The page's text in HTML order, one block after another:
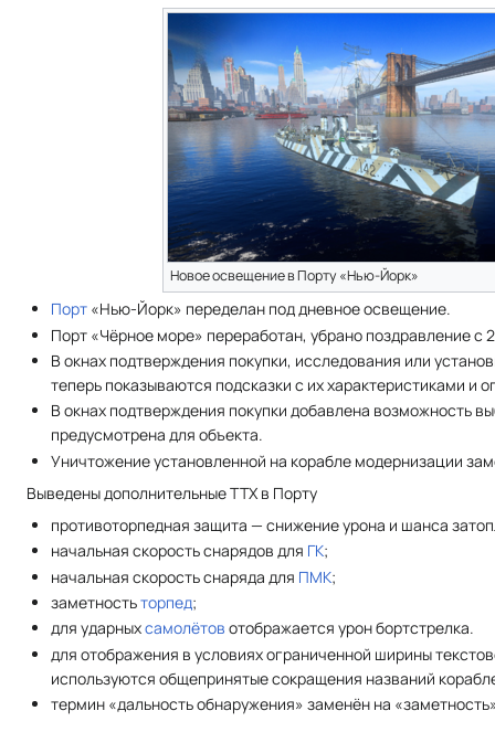
Новое освещение в Порту «Нью-Йорк»
Порт «Нью-Йорк» переделан под дневное освещение.
Порт «Чёрное море» переработан, убрано поздравление с
В окнах подтверждения покупки, исследования или
теперь показываются подсказки с их характеристиками и
В окнах подтверждения покупки добавлена возможность
предусмотрена для объекта.
Уничтожение установленной на корабле модернизации
Выведены дополнительные ТТХ в Порту
противоторпедная защита — снижение урона и шанса
начальная скорость снарядов для ГК;
начальная скорость снаряда для ПМК;
заметностьторпед;
для ударныхсамолётов отображается урон бортстрелка.
для отображения в условиях ограниченной ширины
используются общепринятые сокращения названий
термин «дальность обнаружения» заменён на